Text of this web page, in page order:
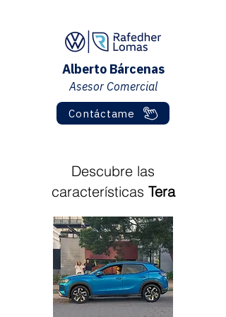
Alberto Bárcenas
Asesor Comercial
Contáctame
Descubre las
características Tera